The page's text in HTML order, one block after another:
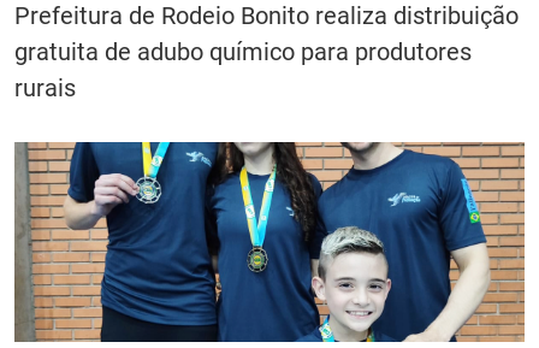
Prefeitura de Rodeio Bonito realiza distribuição
gratuita de adubo químico para produtores
rurais